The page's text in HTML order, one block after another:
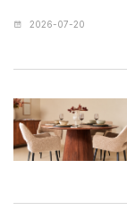
2026-07-20